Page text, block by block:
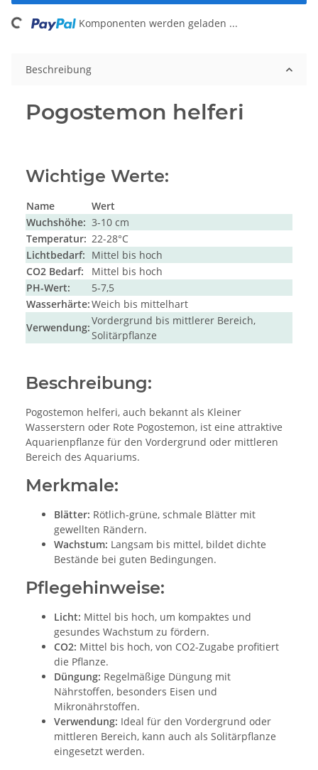
Komponenten werden geladen ...
Beschreibung
Pogostemon helferi
Wichtige Werte:
Name
Wert
Wuchshöhe: 3-10 cm
Temperatur: 22-28°C
Lichtbedarf: Mittel bis hoch
CO2 Bedarf:
Mittel bis hoch
PH-Wert:
5-7,5
Wasserhärte:Weich bis mittelhart
Verwendung:
Vordergrund bis mittlerer Bereich,
Solitärpflanze
Beschreibung:
Pogostemon helferi, auch bekannt als Kleiner
Wasserstern oder Rote Pogostemon, ist eine attraktive
Aquarienpflanze für den Vordergrund oder mittleren
Bereich des Aquariums.
Merkmale:
Blätter: Rötlich-grüne, schmale Blätter mit
gewellten Rändern.
Wachstum: Langsam bis mittel, bildet dichte
Bestände bei guten Bedingungen.
Pflegehinweise:
Licht: Mittel bis hoch, um kompaktes und
gesundes Wachstum zu fördern.
CO2: Mittel bis hoch, von CO2-Zugabe profitiert
die Pflanze.
Düngung: Regelmäßige Düngung mit
Nährstoffen, besonders Eisen und
Mikronährstoffen.
Verwendung: Ideal für den Vordergrund oder
mittleren Bereich, kann auch als Solitärpflanze
eingesetzt werden.